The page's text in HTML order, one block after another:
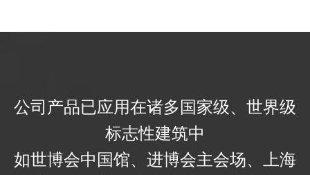
公司产品已应用在诸多国家级、世界级
标志性建筑中
如世博会中国馆、进博会主会场、上海